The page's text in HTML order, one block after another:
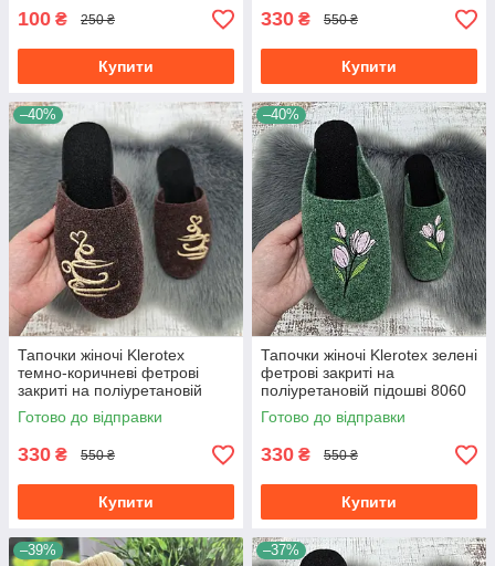
100 ₴ 250 ₴
Купити
330 ₴ 550 ₴
Купити
–40%
Тапочки жіночі Klerotex
темно-коричневі фетрові
закриті на поліуретановій
підошві 8056
Готово до відправки
330 ₴ 550 ₴
Купити
–40%
Тапочки жіночі Klerotex зелені
фетрові закриті на
поліуретановій підошві 8060
Готово до відправки
330 ₴ 550 ₴
Купити
–39% –37%